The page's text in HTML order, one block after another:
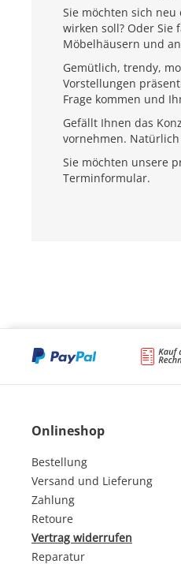
Sie möchten sich
wirken soll? Oder
Möbelhäusern und
Gemütlich, trendy,
Vorstellungen
Frage kommen und
Gefällt Ihnen das
vornehmen.
Sie möchten unsere
Terminformular.
Onlineshop
Bestellung
Versand und Lieferung
Zahlung
Retoure
Vertrag widerrufen
Reparatur